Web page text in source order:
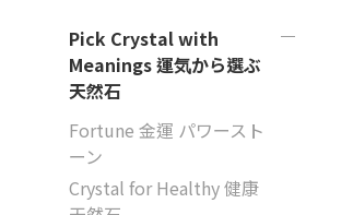
Pick Crystal with
Meanings 運気から選ぶ
天然石
Fortune 金運 パワースト
ーン
Crystal for Healthy 健康